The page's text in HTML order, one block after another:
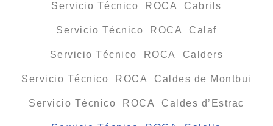
Servicio Técnico ROCA Cabrils
Servicio Técnico ROCA Calaf
Servicio Técnico ROCA Calders
Servicio Técnico ROCA Caldes de Montbui
Servicio Técnico ROCA Caldes d’Estrac